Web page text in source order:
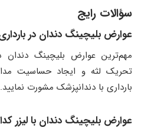
سؤالات رایج
عوارض بلیچینگ دندان در
مهم‌ترین عوارض بلیچینگ دندان
تحریک لثه و ایجاد حساسیت
بارداری با دندانپزشک مشورت نمایید.
عوارض بلیچینگ دندان با لیزر